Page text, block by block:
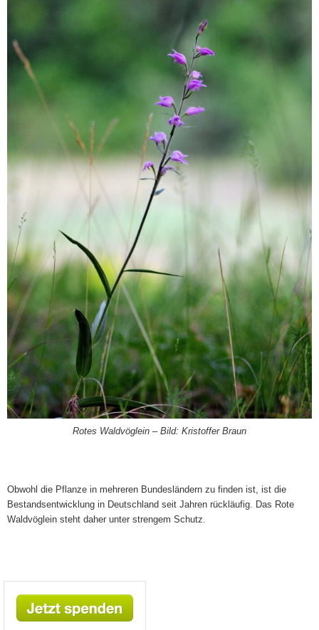
Rotes Waldvöglein – Bild: Kristoffer Braun
Obwohl die Pflanze in mehreren Bundesländern zu finden ist, ist die
Bestandsentwicklung in Deutschland seit Jahren rückläufig. Das Rote
Waldvöglein steht daher unter strengem Schutz.